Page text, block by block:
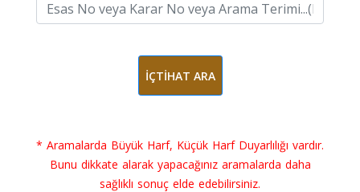
İÇTİHAT ARA
* Aramalarda Büyük Harf, Küçük Harf Duyarlılığı vardır.
Bunu dikkate alarak yapacağınız aramalarda daha
sağlıklı sonuç elde edebilirsiniz.